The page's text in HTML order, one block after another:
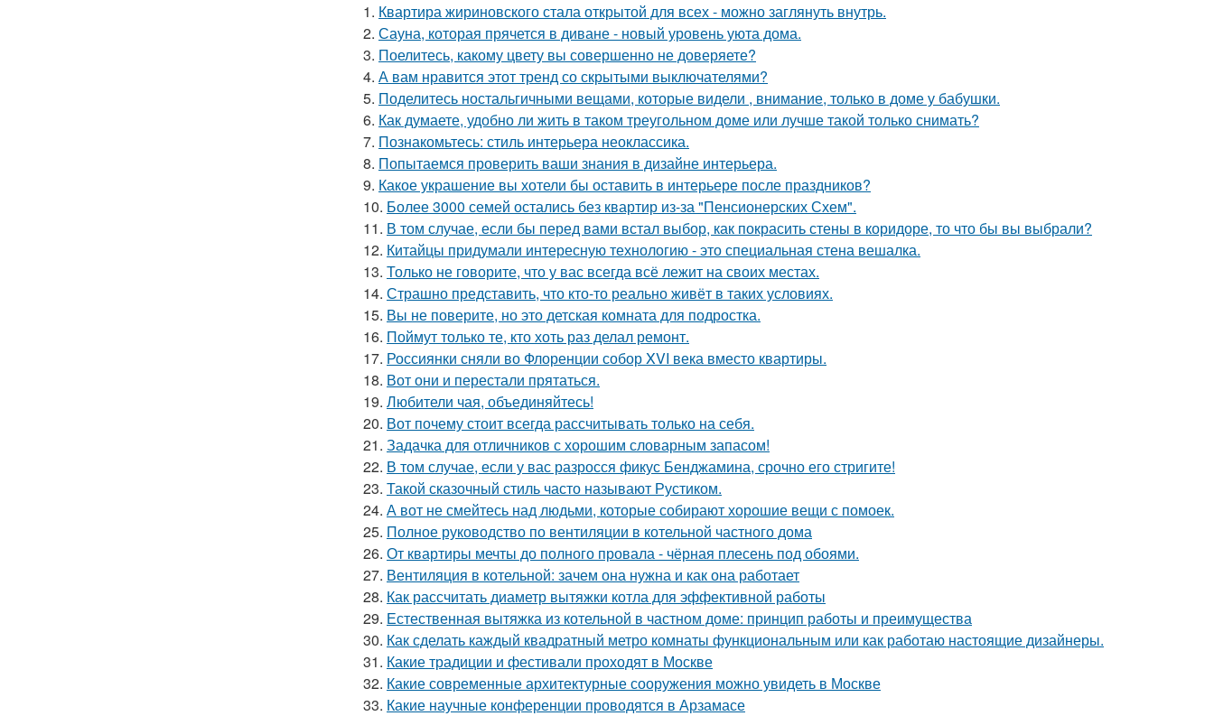
1. Квартира жириновского стала открытой для всех - можно заглянуть внутрь.
2. Сауна, которая прячется в диване - новый уровень уюта дома.
3. Поелитесь, какому цвету вы совершенно не доверяете?
4. А вам нравится этот тренд со скрытыми выключателями?
5. Поделитесь ностальгичными вещами, которые видели , внимание, только в доме у бабушки.
6. Как думаете, удобно ли жить в таком треугольном доме или лучше такой только снимать?
7. Познакомьтесь: стиль интерьера неоклассика.
8. Попытаемся проверить ваши знания в дизайне интерьера.
9. Какое украшение вы хотели бы оставить в интерьере после праздников?
10. Более 3000 семей остались без квартир из-за "Пенсионерских Схем".
11. В том случае, если бы перед вами встал выбор, как покрасить стены в коридоре, то что бы вы выбрали?
12. Китайцы придумали интересную технологию - это специальная стена вешалка.
13. Только не говорите, что у вас всегда всё лежит на своих местах.
14. Страшно представить, что кто-то реально живёт в таких условиях.
15. Вы не поверите, но это детская комната для подростка.
16. Поймут только те, кто хоть раз делал ремонт.
17. Россиянки сняли во Флоренции собор XVI века вместо квартиры.
18. Вот они и перестали прятаться.
19. Любители чая, объединяйтесь!
20. Вот почему стоит всегда рассчитывать только на себя.
21. Задачка для отличников с хорошим словарным запасом!
22. В том случае, если у вас разросся фикус Бенджамина, срочно его стригите!
23. Такой сказочный стиль часто называют Рустиком.
24. А вот не смейтесь над людьми, которые собирают хорошие вещи с помоек.
25. Полное руководство по вентиляции в котельной частного дома
26. От квартиры мечты до полного провала - чёрная плесень под обоями.
27. Вентиляция в котельной: зачем она нужна и как она работает
28. Как рассчитать диаметр вытяжки котла для эффективной работы
29. Естественная вытяжка из котельной в частном доме: принцип работы и преимущества
30. Как сделать каждый квадратный метро комнаты функциональным или как работаю настоящие дизайнеры.
31. Какие традиции и фестивали проходят в Москве
32. Какие современные архитектурные сооружения можно увидеть в Москве
33. Какие научные конференции проводятся в Арзамасе